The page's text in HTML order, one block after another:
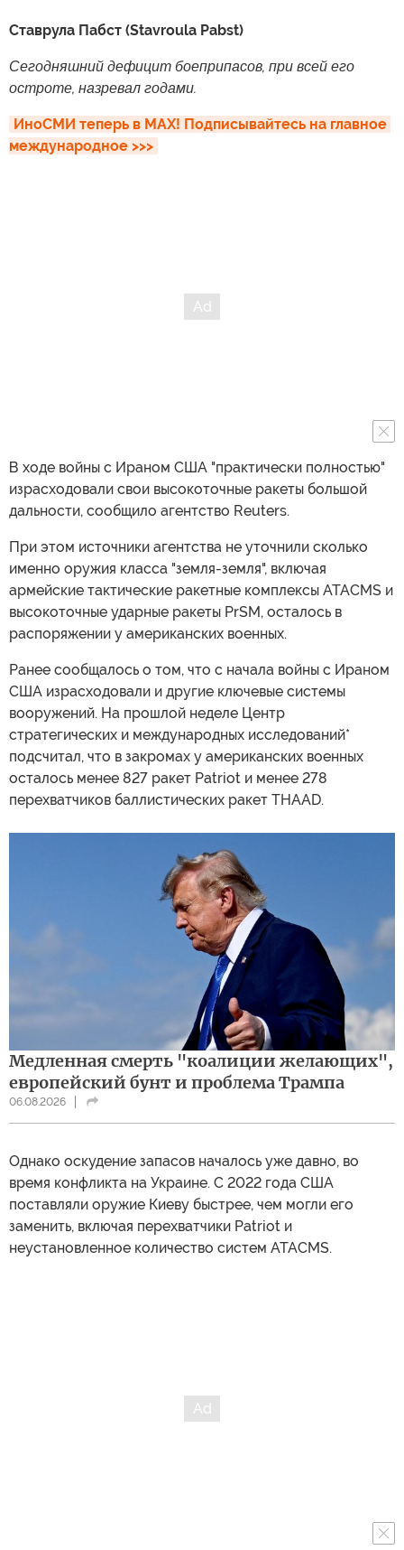
Ставрула Пабст (Stavroula Pabst)
Сегодняшний дефицит боеприпасов, при всей его
остроте, назревал годами.
ИноСМИ теперь в MAX! Подписывайтесь на главное
международное >>>
В ходе войны с Ираном США "практически полностью"
израсходовали свои высокоточные ракеты большой
дальности, сообщило агентство Reuters.
При этом источники агентства не уточнили сколько
именно оружия класса "земля-земля", включая
армейские тактические ракетные комплексы ATACMS и
высокоточные ударные ракеты PrSM, осталось в
распоряжении у американских военных.
Ранее сообщалось о том, что с начала войны с Ираном
США израсходовали и другие ключевые системы
вооружений. На прошлой неделе Центр
стратегических и международных исследований*
подсчитал, что в закромах у американских военных
осталось менее 827 ракет Patriot и менее 278
перехватчиков баллистических ракет THAAD.
Медленная смерть "коалиции желающих",
европейский бунт и проблема Трампа
06.08.2026
Однако оскудение запасов началось уже давно, во
время конфликта на Украине. С 2022 года США
поставляли оружие Киеву быстрее, чем могли его
заменить, включая перехватчики Patriot и
неустановленное количество систем ATACMS.